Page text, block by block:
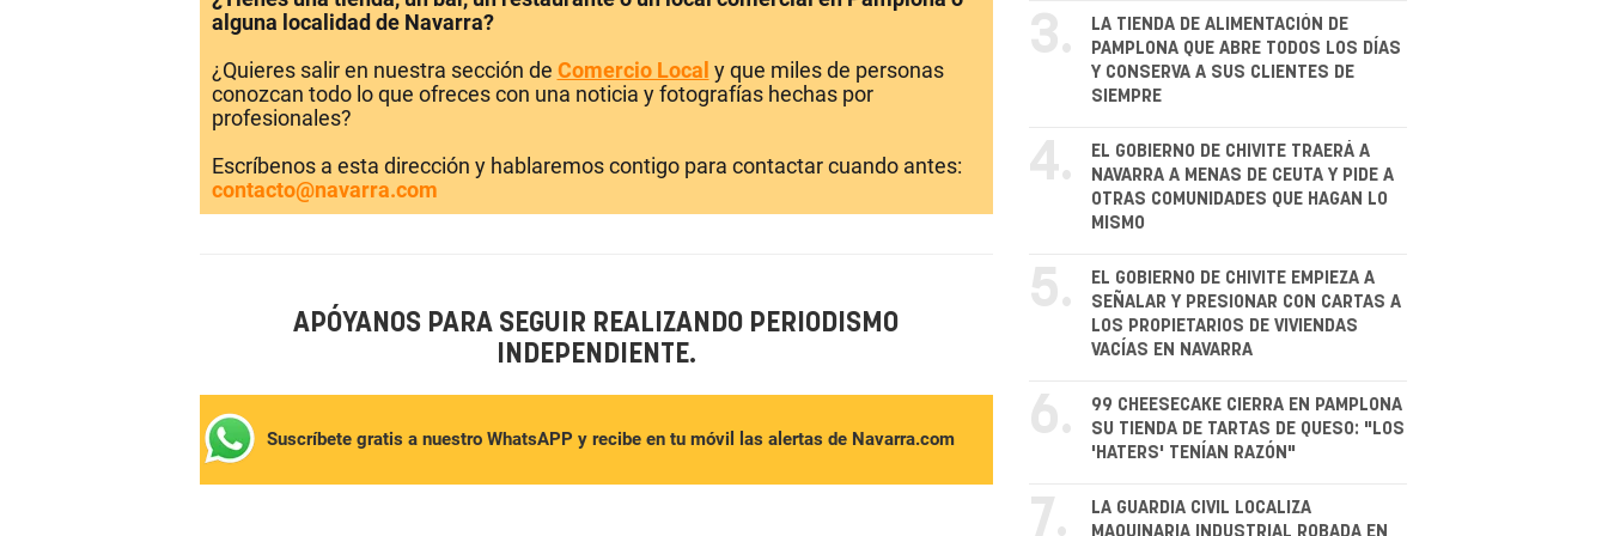
alguna localidad de Navarra?
¿Quieres salir en nuestra sección de Comercio Local y que miles de personas
conozcan todo lo que ofreces con una noticia y fotografías hechas por
profesionales?
Escríbenos a esta dirección y hablaremos contigo para contactar cuando antes:
contacto@navarra.com
APÓYANOS PARA SEGUIR REALIZANDO PERIODISMO
INDEPENDIENTE.
Suscríbete gratis a nuestro WhatsAPP y recibe en tu móvil las alertas de Navarra.com
3.
LA TIENDA DE ALIMENTACIÓN DE
PAMPLONA QUE ABRE TODOS LOS DÍAS
Y CONSERVA A SUS CLIENTES DE
SIEMPRE
4.
EL GOBIERNO DE CHIVITE TRAERÁ A
NAVARRA A MENAS DE CEUTA Y PIDE A
OTRAS COMUNIDADES QUE HAGAN LO
MISMO
5.
EL GOBIERNO DE CHIVITE EMPIEZA A
SEÑALAR Y PRESIONAR CON CARTAS A
LOS PROPIETARIOS DE VIVIENDAS
VACÍAS EN NAVARRA
6.
99 CHEESECAKE CIERRA EN PAMPLONA
SU TIENDA DE TARTAS DE QUESO: "LOS
'HATERS' TENÍAN RAZÓN"
7.
LA GUARDIA CIVIL LOCALIZA
MAQUINARIA INDUSTRIAL ROBADA EN